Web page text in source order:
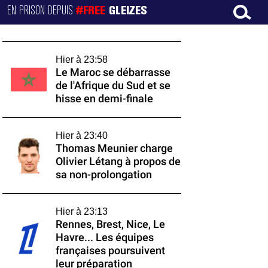
EN PRISON DEPUIS#FREE GLEIZES
Hier à 23:58
Le Maroc se débarrasse
de l'Afrique du Sud et se
hisse en demi-finale
Hier à 23:40
Thomas Meunier charge
Olivier Létang à propos de
sa non-prolongation
Hier à 23:13
Rennes, Brest, Nice, Le
Havre... Les équipes
françaises poursuivent
leur préparation